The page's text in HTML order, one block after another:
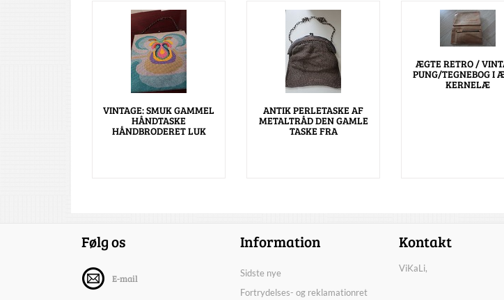
VINTAGE: SMUK GAMMEL
HÅNDTASKE
HÅNDBRODERET LUK
ANTIK PERLETASKE AF
METALTRÅD DEN GAMLE
TASKE FRA
ÆGTE RETRO /
PUNG/TEGNEBOG I
KERNELÆ
Følg os
E-mail
Information
Sidste nye
Fortrydelses- og reklamationret
Kontakt
ViKaLi,